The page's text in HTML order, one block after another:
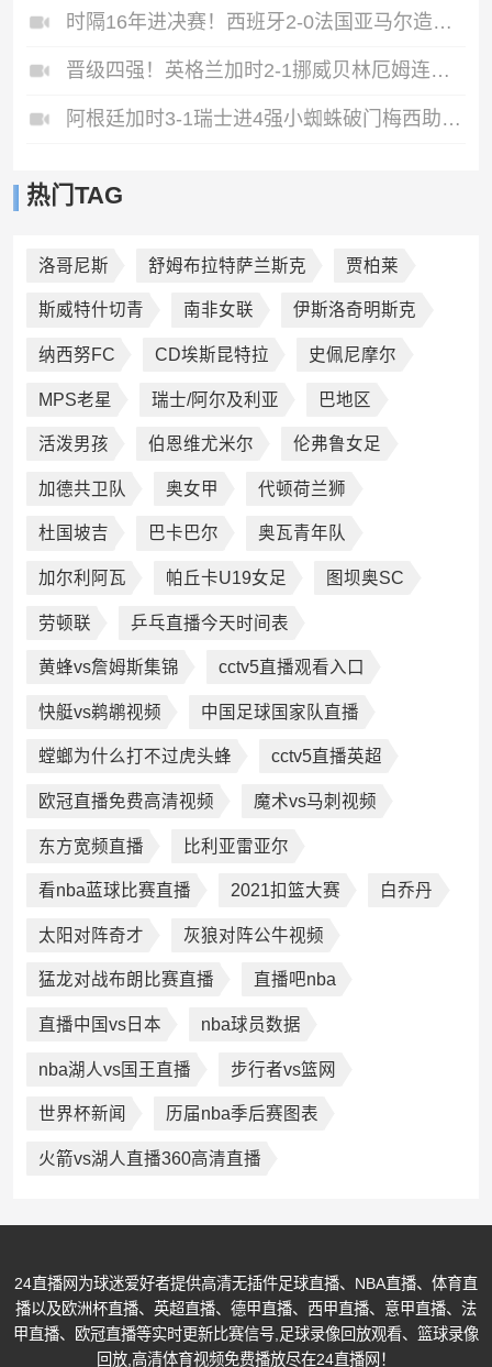
时隔16年进决赛！西班牙2-0法国亚马尔造点奥亚萨瓦尔、波罗破门
晋级四强！英格兰加时2-1挪威贝林厄姆连场双响谢尔德鲁普破门
阿根廷加时3-1瑞士进4强小蜘蛛破门梅西助攻麦卡恩博洛假摔染红
热门TAG
洛哥尼斯 舒姆布拉特萨兰斯克 贾柏莱
斯威特什切青 南非女联 伊斯洛奇明斯克
纳西努FC CD埃斯昆特拉 史佩尼摩尔
MPS老星 瑞士/阿尔及利亚 巴地区
活泼男孩 伯恩维尤米尔 伦弗鲁女足
加德共卫队 奥女甲 代顿荷兰狮
杜国坡吉 巴卡巴尔 奥瓦青年队
加尔利阿瓦 帕丘卡U19女足 图坝奥SC
劳顿联 乒乓直播今天时间表
黄蜂vs詹姆斯集锦 cctv5直播观看入口
快艇vs鹈鹕视频 中国足球国家队直播
螳螂为什么打不过虎头蜂 cctv5直播英超
欧冠直播免费高清视频 魔术vs马刺视频
东方宽频直播 比利亚雷亚尔
看nba蓝球比赛直播 2021扣篮大赛 白乔丹
太阳对阵奇才 灰狼对阵公牛视频
猛龙对战布朗比赛直播 直播吧nba
直播中国vs日本 nba球员数据
nba湖人vs国王直播 步行者vs篮网
世界杯新闻 历届nba季后赛图表
火箭vs湖人直播360高清直播
24直播网为球迷爱好者提供高清无插件足球直播、NBA直播、体育直
播以及欧洲杯直播、英超直播、德甲直播、西甲直播、意甲直播、法
甲直播、欧冠直播等实时更新比赛信号,足球录像回放观看、篮球录像
回放,高清体育视频免费播放尽在24直播网！